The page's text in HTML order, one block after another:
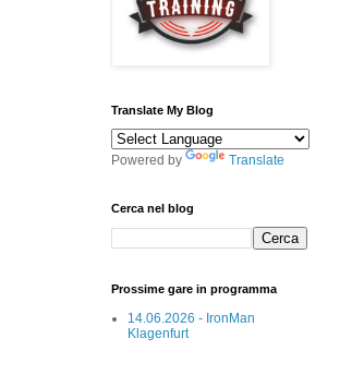
Translate My Blog
Powered by Translate
Cerca nel blog
Prossime gare in programma
14.06.2026 - IronMan
Klagenfurt